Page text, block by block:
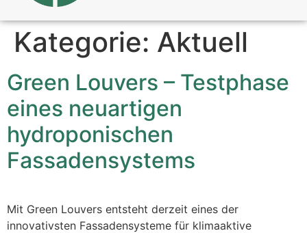
Kategorie: Aktuell
Green Louvers – Testphase
eines neuartigen
hydroponischen
Fassadensystems
Mit Green Louvers entsteht derzeit eines der
innovativsten Fassadensysteme für klimaaktive